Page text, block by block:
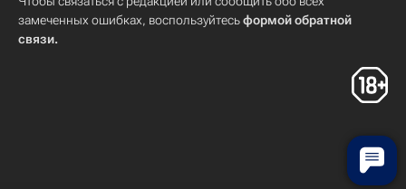
замеченных ошибках, воспользуйтесьформой обратной
связи.